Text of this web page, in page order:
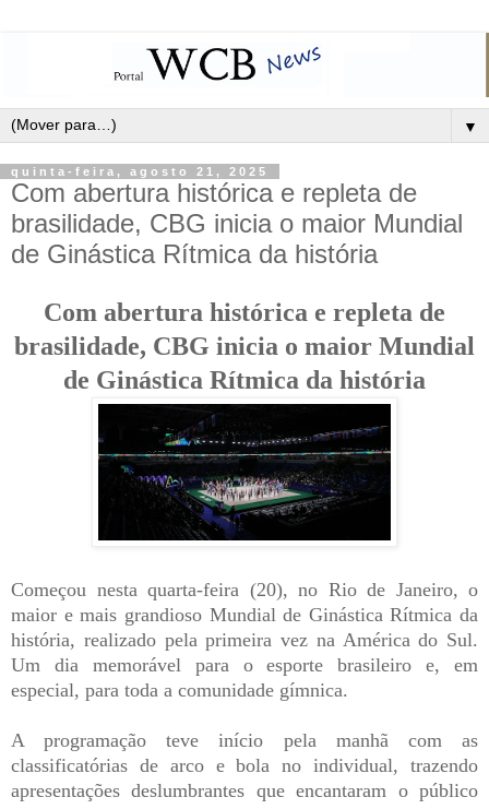
▼
quinta-feira, agosto 21, 2025
Com abertura histórica e repleta de
brasilidade, CBG inicia o maior Mundial
de Ginástica Rítmica da história
Com abertura histórica e repleta de
brasilidade, CBG inicia o maior Mundial
de Ginástica Rítmica da história
Começou nesta quarta-feira (20), no Rio de Janeiro, o
maior e mais grandioso Mundial de Ginástica Rítmica da
história, realizado pela primeira vez na América do Sul.
Um dia memorável para o esporte brasileiro e, em
especial, para toda a comunidade gímnica.
A programação teve início pela manhã com as
classificatórias de arco e bola no individual, trazendo
apresentações deslumbrantes que encantaram o público